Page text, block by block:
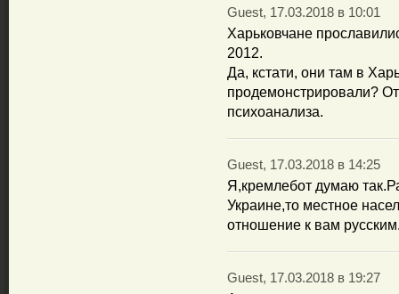
Guest, 17.03.2018 в 10:01
Харьковчане
2012.
Да, кстати, они там в
продемонстрировали?
психоанализа.
Guest, 17.03.2018 в 14:25
Я,кремлебот думаю
Украине,то местное
отношение к вам
Guest, 17.03.2018 в 19:27